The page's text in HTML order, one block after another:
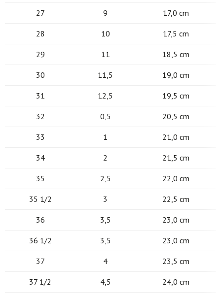
27 9 17,0 cm
28 10 17,5 cm
29 11 18,5 cm
30 11,5 19,0 cm
31 12,5 19,5 cm
32 0,5 20,5 cm
33 1 21,0 cm
34 2 21,5 cm
35 2,5 22,0 cm
35 1/2 3 22,5 cm
36 3,5 23,0 cm
36 1/2 3,5 23,0 cm
37 4 23,5 cm
37 1/2 4,5 24,0 cm